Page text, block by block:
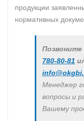
продукции
нормативных
780-80-81
Менеджер
вопросы и
Вашему